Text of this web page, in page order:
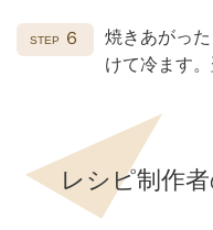
６
焼きあがっ
けて冷ます
レシピ制作